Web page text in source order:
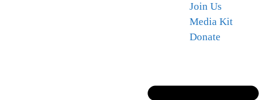
Join Us
Media Kit
Donate